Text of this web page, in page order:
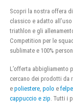
Scopri la nostra offera
classico e adatto
triathlon e gli
Competition per le
sublimate e 100%
L’offerta abbigliamento
cercano dei prodotti da
e poliestere, polo e felpe
cappuccio e zip. Tutti i